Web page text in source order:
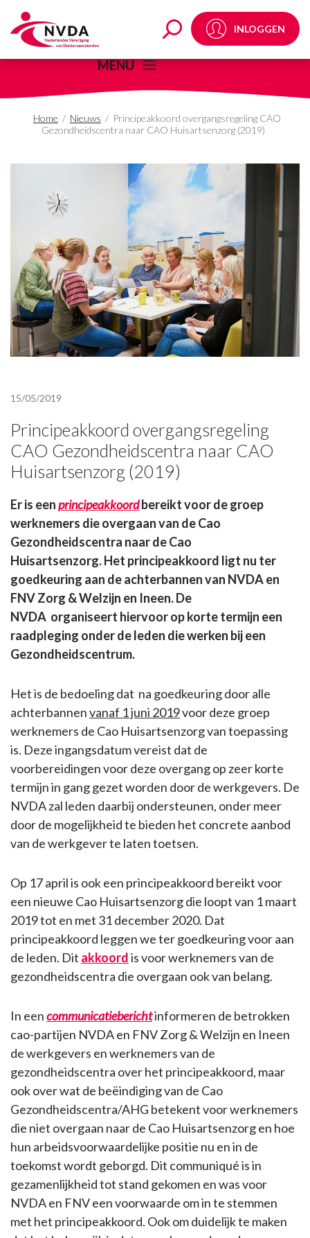
Principeakkoord INLOGGEN
MENU
Home / Nieuws / Principeakkoord overgangsregeling CAO
Gezondheidscentra naar CAO Huisartsenzorg (2019)
15/05/2019
Principeakkoord overgangsregeling
CAO Gezondheidscentra naar CAO
Huisartsenzorg (2019)
Er is eenprincipeakkoordbereikt voor de groep
werknemers die overgaan van de Cao
Gezondheidscentra naar de Cao
Huisartsenzorg. Het principeakkoord ligt nu ter
goedkeuring aan de achterbannen van NVDA en
FNV Zorg & Welzijn en Ineen. De
NVDA organiseert hiervoor op korte termijn een
raadpleging onder de leden die werken bij een
Gezondheidscentrum.
Het is de bedoeling dat na goedkeuring door alle
achterbannenvanaf 1 juni 2019voor deze groep
werknemers de Cao Huisartsenzorg van toepassing
is. Deze ingangsdatum vereist dat de
voorbereidingen voor deze overgang op zeer korte
termijn in gang gezet worden door de werkgevers. De
NVDA zal leden daarbij ondersteunen, onder meer
door de mogelijkheid te bieden het concrete aanbod
van de werkgever te laten toetsen.
Op 17 april is ook een principeakkoord bereikt voor
een nieuwe Cao Huisartsenzorg die loopt van 1 maart
2019 tot en met 31 december 2020. Dat
principeakkoord leggen we ter goedkeuring voor aan
de leden. Dit akkoordis voor werknemers van de
gezondheidscentra die overgaan ook van belang.
In eencommunicatieberichtinformeren de betrokken
cao-partijen NVDA en FNV Zorg & Welzijn en Ineen
de werkgevers en werknemers van de
gezondheidscentra over het principeakkoord, maar
ook over wat de beëindiging van de Cao
Gezondheidscentra/AHG betekent voor werknemers
die niet overgaan naar de Cao Huisartsenzorg en hoe
hun arbeidsvoorwaardelijke positie nu en in de
toekomst wordt geborgd. Dit communiqué is in
gezamenlijkheid tot stand gekomen en was voor
NVDA en FNV een voorwaarde om in te stemmen
met het principeakkoord. Ook om duidelijk te maken